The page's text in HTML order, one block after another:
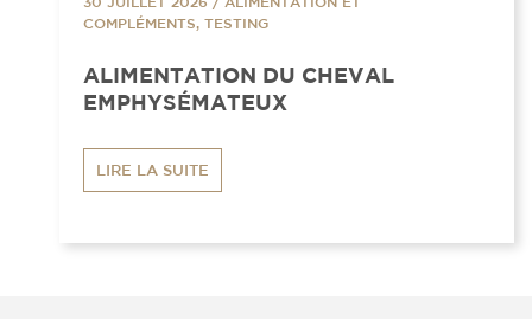
COMPLÉMENTS, TESTING
ALIMENTATION DU CHEVAL
EMPHYSÉMATEUX
LIRE LA SUITE